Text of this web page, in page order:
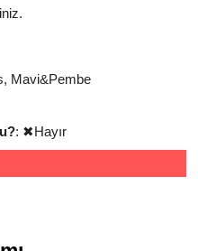
Mavi&Pembe
: ✖Hayır